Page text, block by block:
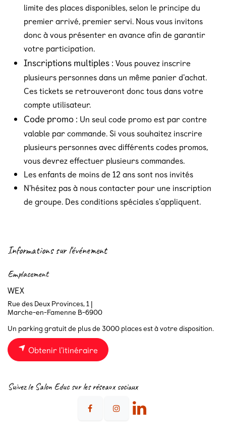
limite des places disponibles, selon le principe du
premier arrivé, premier servi. Nous vous invitons
donc à vous présenter en avance afin de garantir
votre participation.
Inscriptions multiples : Vous pouvez inscrire
plusieurs personnes dans un même panier d'achat.
Ces tickets se retrouveront donc tous dans votre
compte utilisateur.
Code promo : Un seul code promo est par contre
valable par commande. Si vous souhaitez inscrire
plusieurs personnes avec différents codes promos,
vous devrez effectuer plusieurs commandes.
Les enfants de moins de 12 ans sont nos invités
N'hésitez pas à nous contacter pour une inscription
de groupe. Des conditions spéciales s'appliquent.
Informations sur l'événement
Emplacement
WEX
Rue des Deux Provinces, 1 |
Marche-en-Famenne B-6900
Un parking gratuit de plus de 3000 places est à votre disposition.
Obtenir l'itinéraire
Suivez le Salon Educ sur les réseaux sociaux